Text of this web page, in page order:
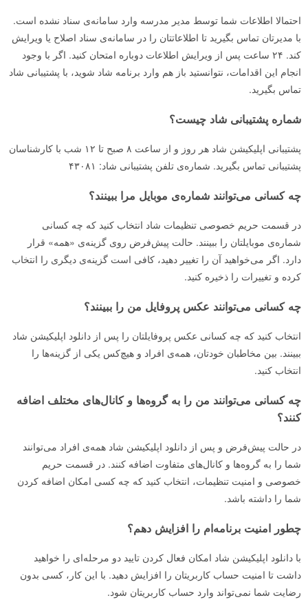
احتمالا اطلاعات شما توسط مدیر مدرسه‌ وارد سامانه‌ی سناد نشده است.
با مدیرتان تماس بگیرید تا اطلاعاتتان را در سامانه‌ی سناد اصلاح یا ویرایش
کند. ۲۴ ساعت پس از ویرایش اطلاعات دوباره امتحان کنید. اگر با وجود
انجام این اقدامات، نتوانستید باز هم وارد برنامه شاد شوید، با پشتیبانی شاد
تماس بگیرید.
شماره پشتیبانی شاد چیست؟
پشتیبانی اپلیکیشن شاد هر روز و از ساعت ۸ صبح تا ۱۲ شب با کارشناسان
پشتیبانی تماس بگیرید. شماره‌ی تلفن پشتیبانی شاد: ۴۳۰۸۱
چه کسانی می‌توانند شماره‌ی موبایل مرا ببینند؟
در قسمت حریم خصوصی تنظیمات شاد انتخاب کنید که چه کسانی
شماره‌ی موبایلتان را ببینند. حالت پیش‌فرض روی گزینه‌ی «همه» قرار
دارد. اگر می‌خواهید آن را تغییر دهید، کافی است گزینه‌ی دیگری را انتخاب
کرده و تغییرات را ذخیره کنید.
چه کسانی می‌توانند عکس پروفایل من را ببینند؟
انتخاب کنید که چه کسانی عکس پروفایلتان را پس از دانلود اپلیکیشن شاد
ببینند. بین مخاطبان خودتان، همه‌ی افراد و هیچ‌کس یکی از گزینه‌ها را
انتخاب کنید.
چه کسانی می‌توانند من را به گروه‌ها و کانال‌های مختلف اضافه
کنند؟
در حالت پیش‌فرض و پس از دانلود اپلیکیشن شاد همه‌ی افراد می‌توانند
شما را به گروه‌ها و کانال‌های متفاوت اضافه کنند. در قسمت حریم
خصوصی و امنیت تنظیمات، انتخاب کنید که چه کسی امکان اضافه کردن
شما را داشته باشد.
چطور امنیت برنامه‌ام را افزایش دهم؟
با دانلود اپلیکیشن شاد امکان فعال کردن تایید دو مرحله‌ای را خواهید
داشت تا امنیت حساب کاربریتان را افزایش دهید. با این کار، کسی بدون
رضایت شما نمی‌تواند وارد حساب کاربریتان شود.